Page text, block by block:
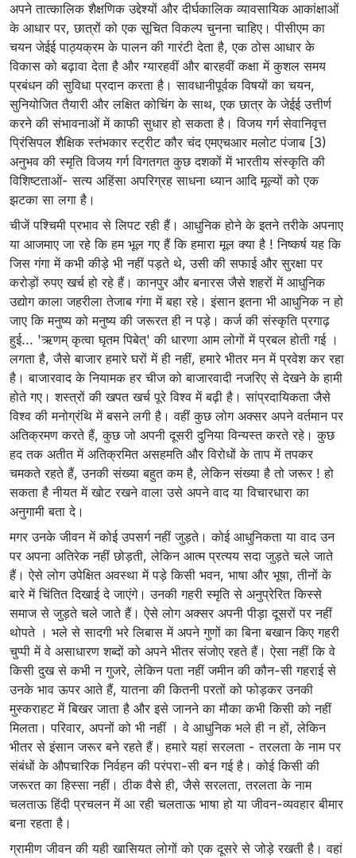
अपने तात्कालिक शैक्षणिक उद्देश्यों और दीर्घकालिक व्यावसायिक आकांक्षाओं
के आधार पर, छात्रों को एक सूचित विकल्प चुनना चाहिए। पीसीएम का
चयन जेईई पाठ्यक्रम के पालन की गारंटी देता है, एक ठोस आधार के
विकास को बढ़ावा देता है और ग्यारहवीं और बारहवीं कक्षा में कुशल समय
प्रबंधन की सुविधा प्रदान करता है। सावधानीपूर्वक विषयों का चयन,
सुनियोजित तैयारी और लक्षित कोचिंग के साथ, एक छात्र के जेईई उत्तीर्ण
करने की संभावनाओं में काफी सुधार हो सकता है। विजय गर्ग सेवानिवृत्त
प्रिंसिपल शैक्षिक स्तंभकार स्ट्रीट कौर चंद एमएचआर मलोट पंजाब [3)
अनुभव की स्मृति विजय गर्ग विगतगत कुछ दशकों में भारतीय संस्कृति की
विशिष्टताओं- सत्य अहिंसा अपरिग्रह साधना ध्यान आदि मूल्यों को एक
झटका सा लगा है।
चीजें पश्चिमी प्रभाव से लिपट रही हैं। आधुनिक होने के इतने तरीके अपनाए
या आजमाए जा रहे कि हम भूल गए हैं कि हमारा मूल क्या है ! निष्कर्ष यह कि
जिस गंगा में कभी कीड़े भी नहीं पड़ते थे, उसी की सफाई और सुरक्षा पर
करोड़ों रुपए खर्च हो रहे हैं। कानपुर और बनारस जैसे शहरों में आधुनिक
उद्योग काला जहरीला तेजाब गंगा में बहा रहे। इंसान इतना भी आधुनिक न हो
जाए कि मनुष्य को मनुष्य की जरूरत ही न पड़े। कर्ज की संस्कृति प्रगाढ़
हुई... 'ऋणम् कृत्वा घृतम पिबेत्' की धारणा आम लोगों में प्रबल होती गई ।
लगता है, जैसे बाजार हमारे घरों में ही नहीं, हमारे भीतर मन में प्रवेश कर रहा
है। बाजारवाद के नियामक हर चीज को बाजारवादी नजरिए से देखने के हामी
होते गए। शस्त्रों की खपत खर्च पूरे विश्व में बढ़ी है। सांप्रदायिकता जैसे
विश्व की मनोग्रंथि में बसने लगी है। वहीं कुछ लोग अक्सर अपने वर्तमान पर
अतिक्रमण करते हैं, कुछ जो अपनी दूसरी दुनिया विन्यस्त करते रहे। कुछ
हद तक अतीत में अतिक्रमित असहमति और विरोधों के ताप में तपकर
चमकते रहते हैं, उनकी संख्या बहुत कम है, लेकिन संख्या है तो जरूर ! हो
सकता है नीयत में खोट रखने वाला उसे अपने वाद या विचारधारा का
अनुगामी बता दे।
मगर उनके जीवन में कोई उपसर्ग नहीं जुड़ते। कोई आधुनिकता या वाद उन
पर अपना अतिरेक नहीं छोड़ती, लेकिन आत्म प्रत्यय सदा जुड़ते चले जाते
हैं। ऐसे लोग उपेक्षित अवस्था में पड़े किसी भवन, भाषा और भूषा, तीनों के
बारे में चिंतित दिखाई दे जाएंगे। उनकी गहरी स्मृति से अनुप्रेरित किस्से
समाज से जुड़ते चले जाते हैं। ऐसे लोग अक्सर अपनी पीड़ा दूसरों पर नहीं
थोपते । भले से सादगी भरे लिबास में अपने गुणों का बिना बखान किए गहरी
चुप्पी में वे असाधारण शब्दों को अपने भीतर संजोए रहते हैं। ऐसा नहीं कि वे
किसी दुख से कभी न गुजरे, लेकिन पता नहीं जमीन की कौन-सी गहराई से
उनके भाव ऊपर आते हैं, यातना की कितनी परतों को फोड़कर उनकी
मुस्कराहट में बिखर जाता है और इसे जानने का मौका कभी किसी को नहीं
मिलता। परिवार, अपनों को भी नहीं । वे आधुनिक भले ही न हों, लेकिन
भीतर से इंसान जरूर बने रहते हैं। हमारे यहां सरलता - तरलता के नाम पर
संबंधों के औपचारिक निर्वहन की परंपरा-सी बन गई है। कोई किसी की
जरूरत का हिस्सा नहीं। ठीक वैसे ही, जैसे सरलता, तरलता के नाम
चलताऊ हिंदी प्रचलन में आ रही चलताऊ भाषा हो या जीवन-व्यवहार बीमार
बना रहता है।
ग्रामीण जीवन की यही खासियत लोगों को एक दूसरे से जोड़े रखती है। वहां